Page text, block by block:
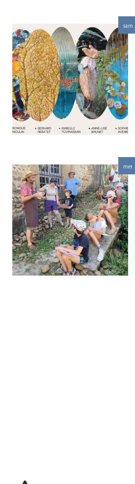
sam.
mer.